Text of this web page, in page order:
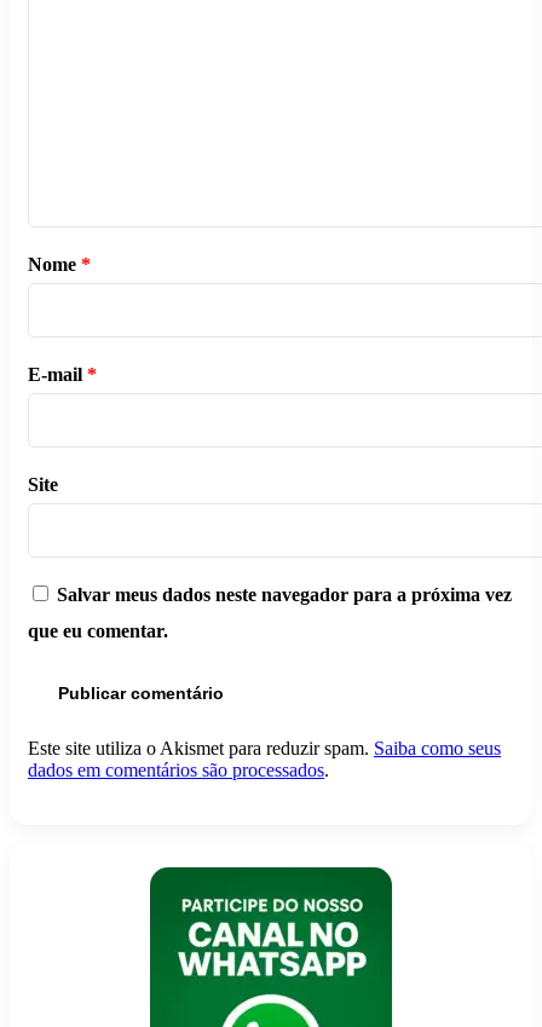
Nome *
E-mail *
Site
Salvar meus dados neste navegador para a próxima vez
que eu comentar.
Este site utiliza o Akismet para reduzir spam. Saiba como seus
dados em comentários são processados.